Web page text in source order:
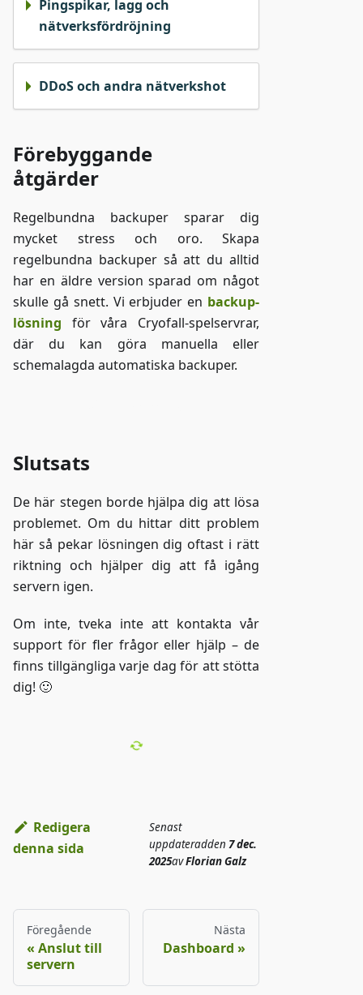
Pingspikar, lagg och
nätverksfördröjning
DDoS och andra nätverkshot
Förebyggande
åtgärder
Regelbundna backuper sparar dig
mycket stress och oro. Skapa
regelbundna backuper så att du alltid
har en äldre version sparad om något
skulle gå snett. Vi erbjuder en backup-
lösning för våra Cryofall-spelservrar,
där du kan göra manuella eller
schemalagda automatiska backuper.
Slutsats
De här stegen borde hjälpa dig att lösa
problemet. Om du hittar ditt problem
här så pekar lösningen dig oftast i rätt
riktning och hjälper dig att få igång
servern igen.
Om inte, tveka inte att kontakta vår
support för fler frågor eller hjälp – de
finns tillgängliga varje dag för att stötta
dig! 🙂
Redigera
denna sida
Senast
uppdateradden 7 dec.
2025avFlorian Galz
Föregående
Anslut till
servern
Nästa
Dashboard